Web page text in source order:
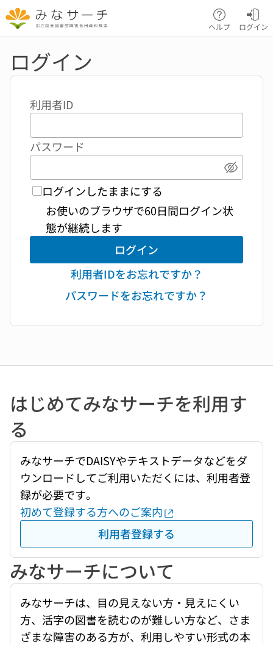
本文へ移動
ヘルプ ログイン
ログイン
利用者ID
パスワード
パスワ
ログインしたままにする
お使いのブラウザで60日間ログイン状
態が継続します
ログイン
利用者IDをお忘れですか？
パスワードをお忘れですか？
はじめてみなサーチを利用す
る
みなサーチでDAISYやテキストデータなどをダ
ウンロードしてご利用いただくには、利用者登
録が必要です。
初めて登録する方へのご案内
利用者登録する
みなサーチについて
みなサーチは、目の見えない方・見えにくい
方、活字の図書を読むのが難しい方など、さま
ざまな障害のある方が、利用しやすい形式の本